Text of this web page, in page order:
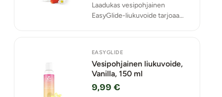
Laadukas vesipohjainen
EasyGlide-liukuvoide tarjoaa
EASYGLIDE
Vesipohjainen liukuvoide,
Vanilla, 150 ml
9,99 €